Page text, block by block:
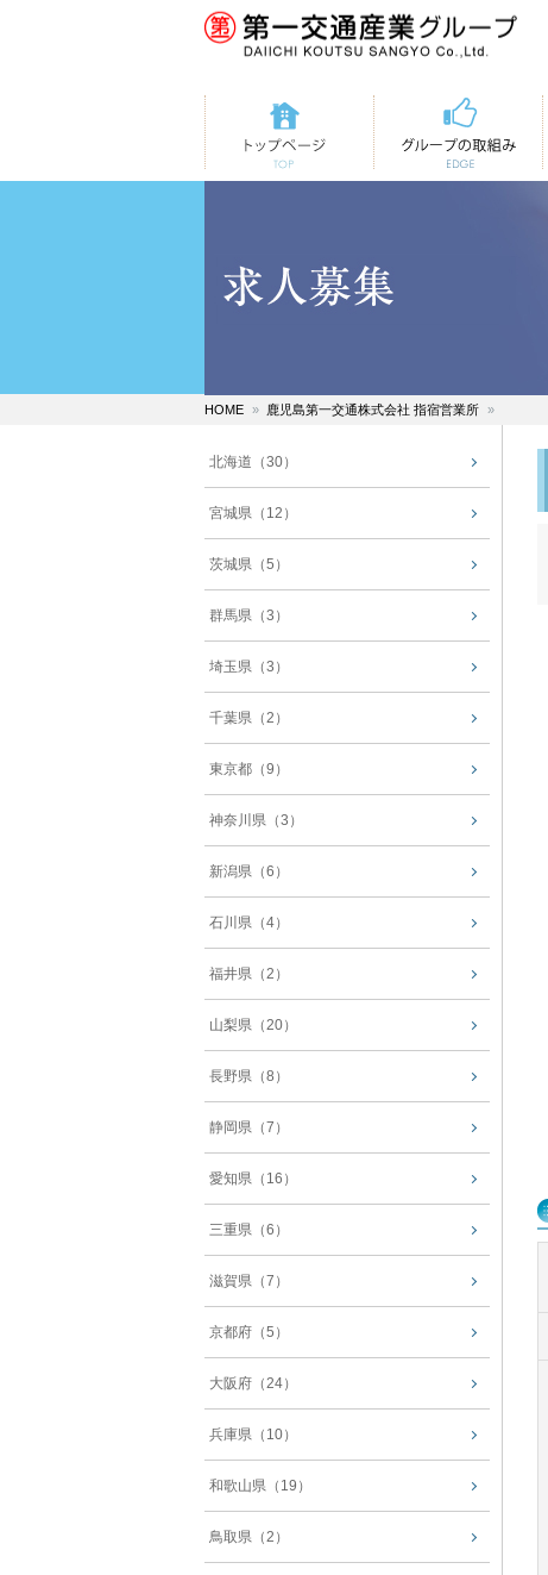
トップページ 第一交通の取組み
HOME 鹿児島第一交通株式会社 指宿営業所
北海道（30）
宮城県（12）
茨城県（5）
群馬県（3）
埼玉県（3）
千葉県（2）
東京都（9）
神奈川県（3）
新潟県（6）
石川県（4）
福井県（2）
山梨県（20）
長野県（8）
静岡県（7）
愛知県（16）
三重県（6）
滋賀県（7）
京都府（5）
大阪府（24）
兵庫県（10）
和歌山県（19）
鳥取県（2）